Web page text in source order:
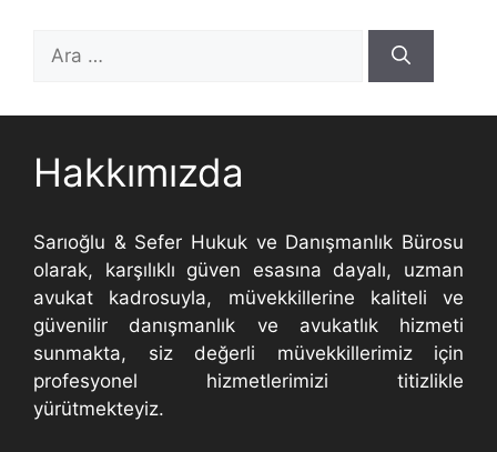
için
Hakkımızda
Sarıoğlu & Sefer Hukuk ve Danışmanlık Bürosu
olarak, karşılıklı güven esasına dayalı, uzman
avukat kadrosuyla, müvekkillerine kaliteli ve
güvenilir danışmanlık ve avukatlık hizmeti
sunmakta, siz değerli müvekkillerimiz için
profesyonel hizmetlerimizi titizlikle
yürütmekteyiz.